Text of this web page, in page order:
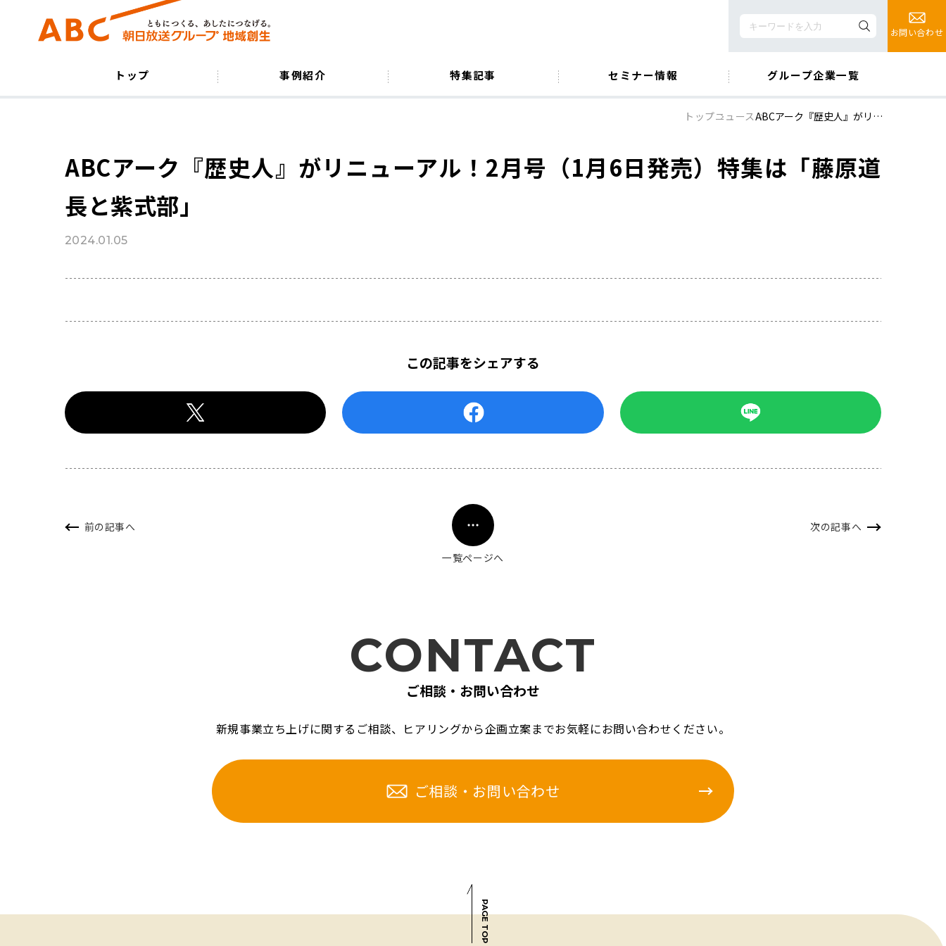
トップ 事例紹介 特集記事 セミナー情報 グループ企業一覧
お問い合わせ
トップニュースABCアーク『歴史人』がリ…
ABCアーク『歴史人』がリニューアル！2月号（1月6日発売）特集は「藤原道
長と紫式部」
2024.01.05
この記事をシェアする
前の記事へ
一覧ページへ
次の記事へ
CONTACT
ご相談・お問い合わせ
新規事業立ち上げに関するご相談、 ヒアリングから企画立案までお気軽にお問い合わせください。
ご相談・お問い合わせ
PAGE TOP